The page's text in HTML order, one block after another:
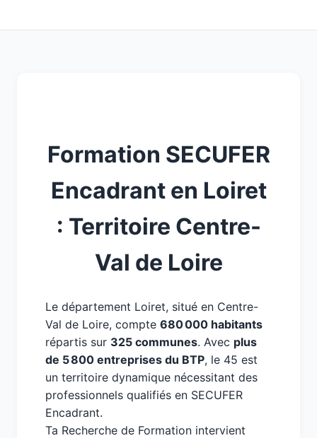
Formation SECUFER
Encadrant en Loiret
: Territoire Centre-
Val de Loire
Le département Loiret, situé en Centre-
Val de Loire, compte 680 000 habitants
répartis sur 325 communes. Avec plus
de 5 800 entreprises du BTP, le 45 est
un territoire dynamique nécessitant des
professionnels qualifiés en SECUFER
Encadrant.
Ta Recherche de Formation intervient